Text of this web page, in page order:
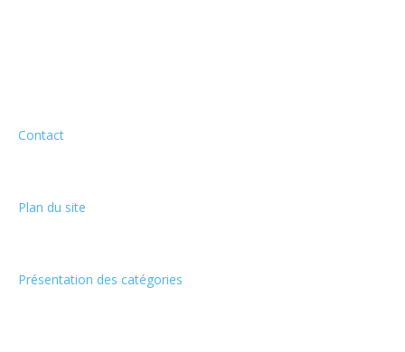
Contact
Plan du site
Présentation des catégories